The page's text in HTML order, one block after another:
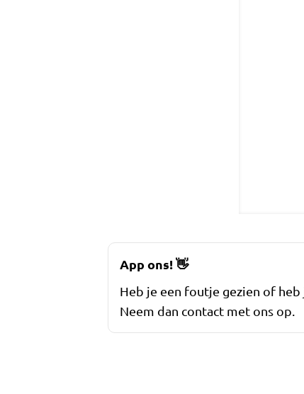
App ons!👋
Heb je een foutje gezien of
Neem dan contact met ons op.